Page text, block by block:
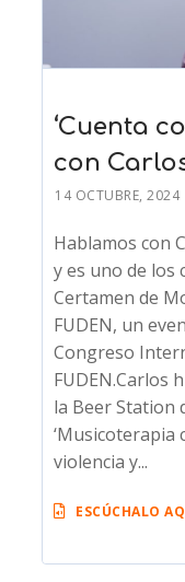
‘Cuenta
con
14 OCTUBRE, 2024
Hablamos con
y es uno de los
Certamen de
FUDEN, un
Congreso
FUDEN.Carlos
la Beer Station
‘Musicoterapia
violencia y...
ESCÚCHALO